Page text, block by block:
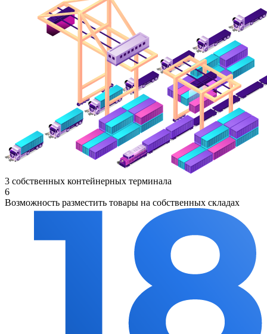
3 собственных контейнерных терминала
6
Возможность разместить товары на собственных складах